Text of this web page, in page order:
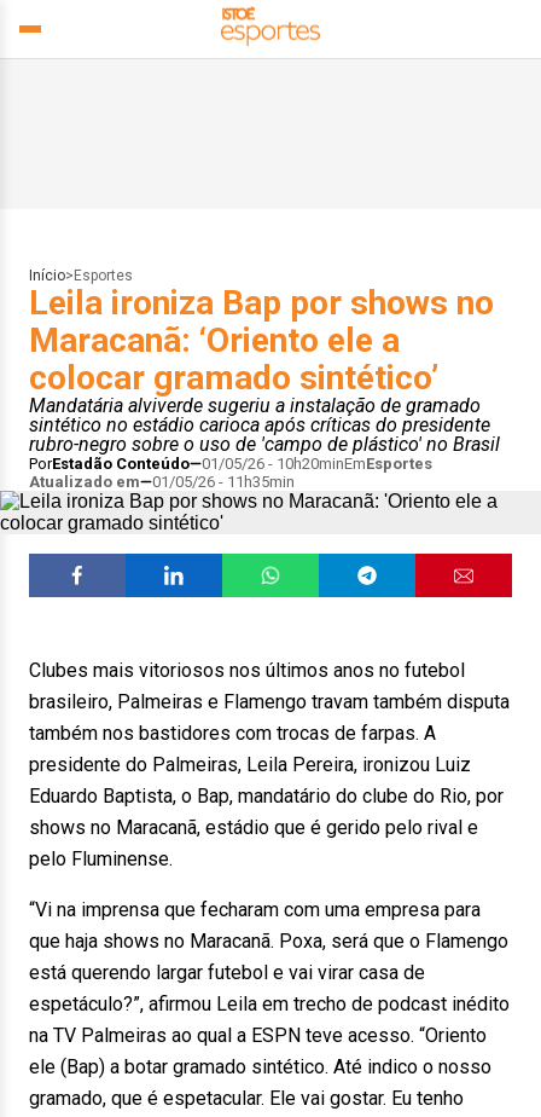
Início> Esportes
Leila ironiza Bap por shows no
Maracanã: ‘Oriento ele a
colocar gramado sintético’
Mandatária alviverde sugeriu a instalação de gramado
sintético no estádio carioca após críticas do presidente
rubro-negro sobre o uso de 'campo de plástico' no Brasil
PorEstadão Conteúdo 01/05/26 - 10h20minEmEsportes
Atualizado em
01/05/26 - 11h35min
Clubes mais vitoriosos nos últimos anos no futebol
brasileiro, Palmeiras e Flamengo travam também disputa
também nos bastidores com trocas de farpas. A
presidente do Palmeiras, Leila Pereira, ironizou Luiz
Eduardo Baptista, o Bap, mandatário do clube do Rio, por
shows no Maracanã, estádio que é gerido pelo rival e
pelo Fluminense.
“Vi na imprensa que fecharam com uma empresa para
que haja shows no Maracanã. Poxa, será que o Flamengo
está querendo largar futebol e vai virar casa de
espetáculo?”, afirmou Leila em trecho de podcast inédito
na TV Palmeiras ao qual a ESPN teve acesso. “Oriento
ele (Bap) a botar gramado sintético. Até indico o nosso
gramado, que é espetacular. Ele vai gostar. Eu tenho